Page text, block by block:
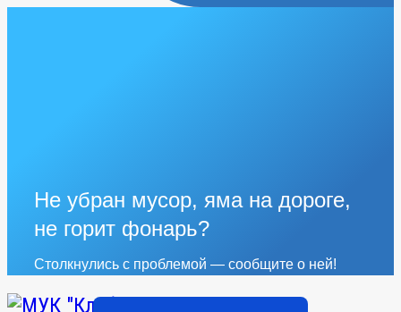
Не убран мусор, яма на дороге,
не горит фонарь?
Столкнулись с проблемой — сообщите о ней!